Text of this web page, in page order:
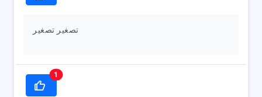
تصغير تصغير
1